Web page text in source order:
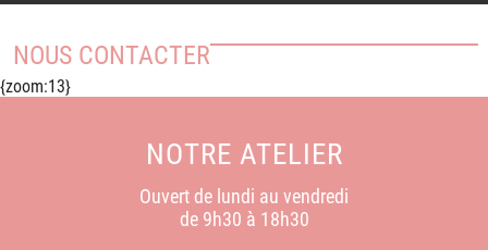
NOUS CONTACTER
{zoom:13}
NOTRE ATELIER
Ouvert de lundi au vendredi
de 9h30 à 18h30